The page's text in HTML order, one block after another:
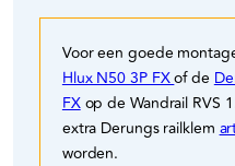
Voor een goede
Hlux N50 3P FXof de
FXop de Wandrail RVS
extra Derungs railklem
worden.